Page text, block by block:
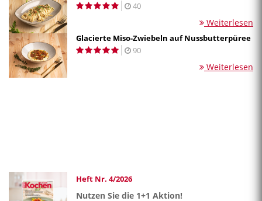
40
Weiterlesen
Glacierte Miso-Zwiebeln auf Nussbutterpüree
90
Weiterlesen
Heft Nr. 4/2026
Nutzen Sie die 1+1 Aktion!